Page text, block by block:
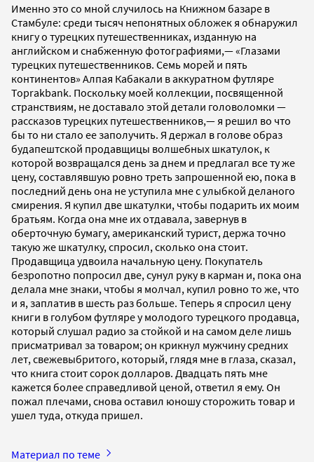
Именно это со мной случилось на Книжном базаре в
Стамбуле: среди тысяч непонятных обложек я обнаружил
книгу о турецких путешественниках, изданную на
английском и снабженную фотографиями,— «Глазами
турецких путешественников. Семь морей и пять
континентов» Алпая Кабакали в аккуратном футляре
Toprakbank. Поскольку моей коллекции, посвященной
странствиям, не доставало этой детали головоломки —
рассказов турецких путешественников,— я решил во что
бы то ни стало ее заполучить. Я держал в голове образ
будапештской продавщицы волшебных шкатулок, к
которой возвращался день за днем и предлагал все ту же
цену, составлявшую ровно треть запрошенной ею, пока в
последний день она не уступила мне с улыбкой деланого
смирения. Я купил две шкатулки, чтобы подарить их моим
братьям. Когда она мне их отдавала, завернув в
оберточную бумагу, американский турист, держа точно
такую же шкатулку, спросил, сколько она стоит.
Продавщица удвоила начальную цену. Покупатель
безропотно попросил две, сунул руку в карман и, пока она
делала мне знаки, чтобы я молчал, купил ровно то же, что
и я, заплатив в шесть раз больше. Теперь я спросил цену
книги в голубом футляре у молодого турецкого продавца,
который слушал радио за стойкой и на самом деле лишь
присматривал за товаром; он крикнул мужчину средних
лет, свежевыбритого, который, глядя мне в глаза, сказал,
что книга стоит сорок долларов. Двадцать пять мне
кажется более справедливой ценой, ответил я ему. Он
пожал плечами, снова оставил юношу сторожить товар и
ушел туда, откуда пришел.
Материал по теме